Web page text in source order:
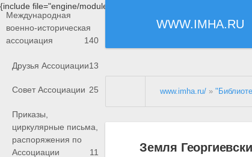
{include file="engine/modules/saperu/head.php"}
WWW.IMHA.RU
Международная
военно-историческая
ассоциация
140
Друзья Ассоциации13
Совет Ассоциации 25
Приказы,
циркулярные письма,
распоряжения по
Ассоциации
11
www.imha.ru/ »
Земля